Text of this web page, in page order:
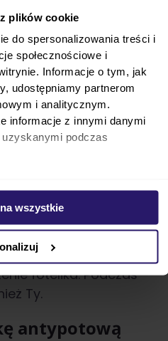
plików cookie
do spersonalizowania treści i
społecznościowe i
Informacje o tym, jak
udostępniamy partnerom
i analitycznym.
informacje z innymi danymi
podczas
wszystkie
nosić naturalne,
są bezpieczne dla
sprawdza się
będzie też
koszulka, lecz także
maluszkowi, jeśli
podczas
podróży robić
temu dziecko będzie
rozprostować. Przerwa
fotelika. Podczas
Ty.
antypotową